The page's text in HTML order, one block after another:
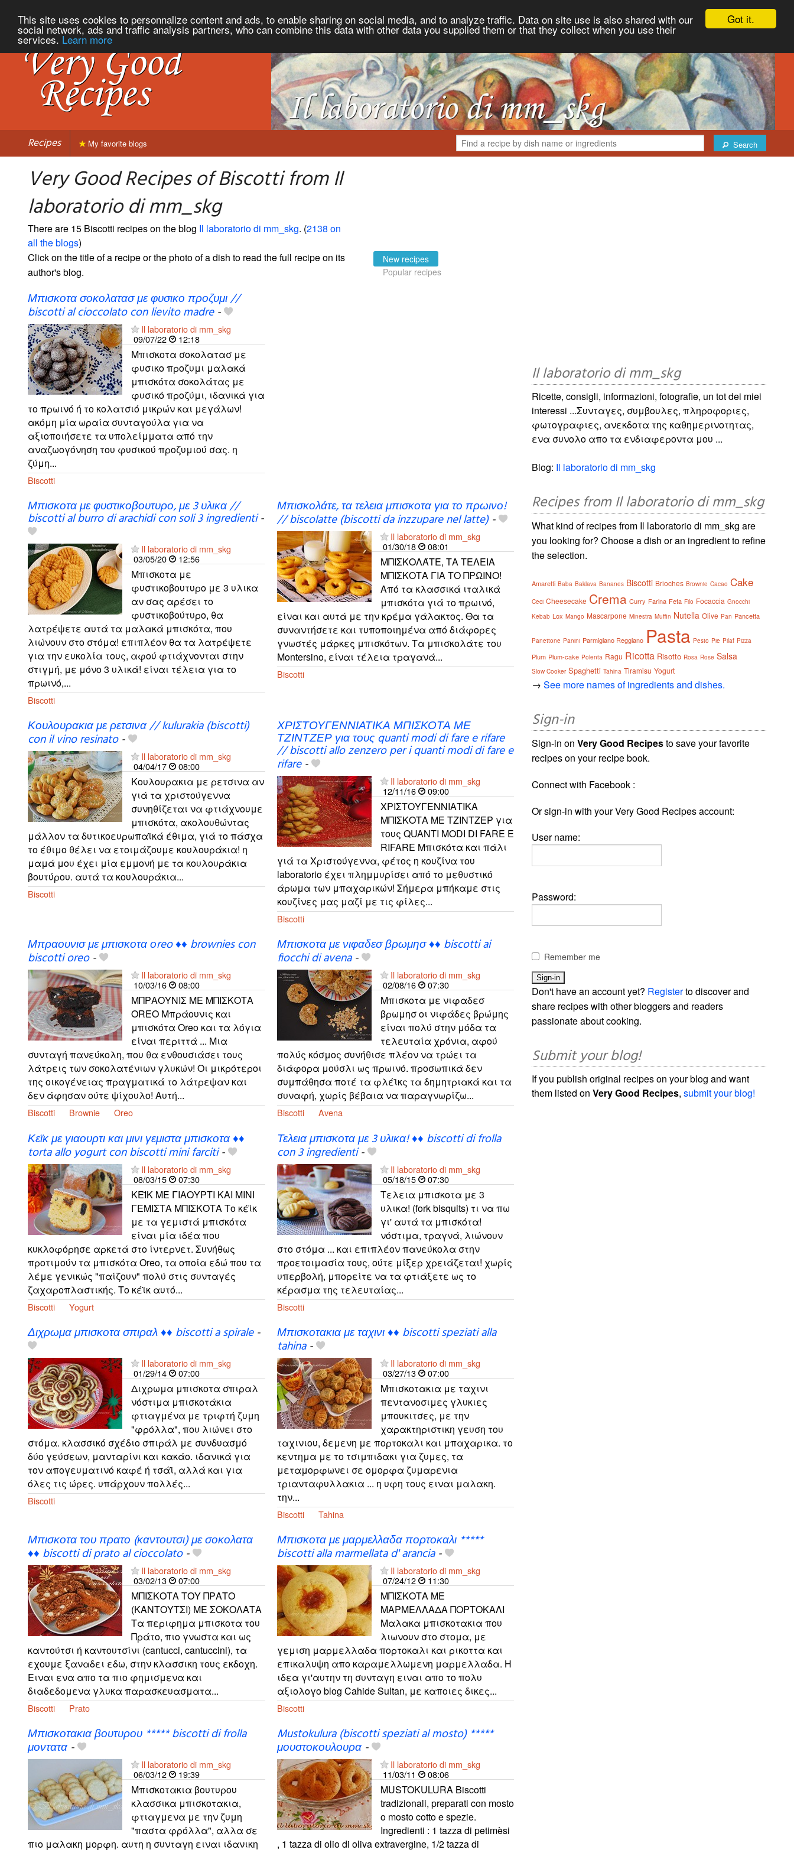
Got it.
This site uses cookies to personnalize content and ads, to enable sharing on social media, and to analyze traffic. Data on site use is also shared with our
social network, ads and traffic analysis partners, who can combine this data with other data you supplied them or that they collect when you use their
services. Learn more
Recipes Search
My favorite blogs
Very Good Recipes of Biscotti from Il
laboratorio di mm_skg
There are 15 Biscotti recipes on the blog Il laboratorio di mm_skg. (2138 on
all the blogs)
Click on the title of a recipe or the photo of a dish to read the full recipe on its
author's blog.
New recipes
Popular recipes
Μπισκοτα σοκολατασ με φυσικο προζυμι //
biscotti al cioccolato con lievito madre-
Il laboratorio di mm_skg
09/07/22
12:18
Μπισκοτα σοκολατασ με
φυσικο προζυμι μαλακά
μπισκότα σοκολάτας με
φυσικό προζύμι, ιδανικά για
το πρωινό ή το κολατσιό μικρών και μεγάλων!
ακόμη μία ωραία συνταγούλα για να
αξιοποιήσετε τα υπολείμματα από την
αναζωογόνηση του φυσικού προζυμιού σας. η
ζύμη...
Biscotti
Μπισκοτα με φυστικοβουτυρο, με 3 υλικα //
biscotti al burro di arachidi con soli 3 ingredienti-
Il laboratorio di mm_skg
03/05/20
12:56
Μπισκοτα με
φυστικοβουτυρο με 3 υλικα
αν σας αρέσει το
φυστικοβούτυρο, θα
λατρέψετε αυτά τα μαλακά μπισκότα, που
λιώνουν στο στόμα! επιπλέον θα τα λατρέψετε
για την ευκολία τους, αφού φτιάχνονται στην
στιγμή, με μόνο 3 υλικά! είναι τέλεια για το
πρωινό,...
Biscotti
Μπισκολάτε, τα τελεια μπισκοτα για το πρωινο!
// biscolatte (biscotti da inzzupare nel latte)-
Il laboratorio di mm_skg
01/30/18
08:01
ΜΠΙΣΚΟΛΆΤΕ, ΤΑ ΤΕΛΕΙΑ
ΜΠΙΣΚΟΤΑ ΓΙΑ ΤΟ ΠΡΩΙΝΟ!
Από τα κλασσικά ιταλικά
μπισκότα γιά το πρωινό,
είναι και αυτά με την κρέμα γάλακτος. Θα τα
συναντήσετε και τυποποιημένα από διάφορες
γνωστές μάρκες μπισκότων. Τα μπισκολάτε του
Montersino, είναι τέλεια τραγανά...
Biscotti
Κουλουρακια με ρετσινα // kulurakia (biscotti)
con il vino resinato-
Il laboratorio di mm_skg
04/04/17
08:00
Κουλουρακια με ρετσινα αν
γιά τα χριστούγεννα
συνηθίζεται να φτιάχνουμε
μπισκότα, ακολουθώντας
μάλλον τα δυτικοευρωπαϊκά έθιμα, γιά το πάσχα
το έθιμο θέλει να ετοιμάζουμε κουλουράκια! η
μαμά μου έχει μία εμμονή με τα κουλουράκια
βουτύρου. αυτά τα κουλουράκια...
Biscotti
ΧΡΙΣΤΟΥΓΕΝΝΙΑΤΙΚΑ ΜΠΙΣΚΟΤΑ ΜΕ
ΤΖΙΝΤΖΕΡ για τους quanti modi di fare e rifare
// biscotti allo zenzero per i quanti modi di fare e
rifare-
Il laboratorio di mm_skg
12/11/16
09:00
ΧΡΙΣΤΟΥΓΕΝΝΙΑΤΙΚΑ
ΜΠΙΣΚΟΤΑ ΜΕ ΤΖΙΝΤΖΕΡ για
τους QUANTI MODI DI FARE E
RIFARE Μπισκότα και πάλι
γιά τα Χριστούγεννα, φέτος η κουζίνα του
laboratorio έχει πλημμυρίσει από το μεθυστικό
άρωμα των μπαχαρικών! Σήμερα μπήκαμε στις
κουζίνες μας μαζί με τις φίλες...
Biscotti
Μπραουνισ με μπισκοτα οreo ♦♦ brownies con
biscotti oreo-
Il laboratorio di mm_skg
10/03/16
08:00
ΜΠΡΑΟΥΝΙΣ ΜΕ ΜΠΙΣΚΟΤΑ
ΟREO Μπράουνις και
μπισκότα Oreo και τα λόγια
είναι περιττά ... Μια
συνταγή πανεύκολη, που θα ενθουσιάσει τους
λάτρεις των σοκολατένιων γλυκών! Οι μικρότεροι
της οικογένειας πραγματικά το λάτρεψαν και
δεν άφησαν ούτε ψίχουλο! Αυτή...
Biscotti Brownie Oreo
Μπισκοτα με νιφαδεσ βρωμησ ♦♦ biscotti ai
fiocchi di avena-
Il laboratorio di mm_skg
02/08/16
07:30
Μπισκοτα με νιφαδεσ
βρωμησ οι νιφάδες βρώμης
είναι πολύ στην μόδα τα
τελευταία χρόνια, αφού
πολύς κόσμος συνήθισε πλέον να τρώει τα
διάφορα μούσλι ως πρωινό. προσωπικά δεν
συμπάθησα ποτέ τα φλέϊκς τα δημητριακά και τα
συναφή, χωρίς βέβαια να παραγνωρίζω...
Biscotti Avena
Κεϊκ με γιαουρτι και μινι γεμιστα μπισκοτα ♦♦
torta allo yogurt con biscotti mini farciti-
Il laboratorio di mm_skg
08/03/15
07:30
ΚΕΪΚ ΜΕ ΓΙΑΟΥΡΤΙ ΚΑΙ ΜΙΝΙ
ΓΕΜΙΣΤΑ ΜΠΙΣΚΟΤΑ Το κέϊκ
με τα γεμιστά μπισκότα
είναι μία ιδέα που
κυκλοφόρησε αρκετά στο ίντερνετ. Συνήθως
προτιμούν τα μπισκότα Oreo, τα οποία εδώ που τα
λέμε γενικώς "παίζουν" πολύ στις συνταγές
ζαχαροπλαστικής. Το κέϊκ αυτό...
Biscotti Yogurt
Τελεια μπισκοτα με 3 υλικα! ♦♦ biscotti di frolla
con 3 ingredienti-
Il laboratorio di mm_skg
05/18/15
07:30
Τελεια μπισκοτα με 3
υλικα! (fork bisquits) τι να πω
γι' αυτά τα μπισκότα!
νόστιμα, τραγνά, λιώνουν
στο στόμα ... και επιπλέον πανεύκολα στην
προετοιμασία τους, ούτε μίξερ χρειάζεται! χωρίς
υπερβολή, μπορείτε να τα φτιάξετε ως το
κέρασμα της τελευταίας...
Biscotti
Διχρωμα μπισκοτα σπιραλ ♦♦ biscotti a spirale-
Il laboratorio di mm_skg
01/29/14
07:00
Διχρωμα μπισκοτα σπιραλ
νόστιμα μπισκοτάκια
φτιαγμένα με τριφτή ζυμη
"φρόλλα", που λιώνει στο
στόμα. κλασσικό σχέδιο σπιράλ με συνδυασμό
δύο γεύσεων, μανταρίνι και κακάο. ιδανικά για
τον απογευματινό καφέ ή τσάϊ, αλλά και για
όλες τις ώρες. υπάρχουν πολλές...
Biscotti
Μπισκοτακια με ταχινι ♦♦ biscotti speziati alla
tahina-
Il laboratorio di mm_skg
03/27/13
07:00
Μπισκοτακια με ταχινι
πεντανοσιμες γλυκιες
μπουκιτσες, με την
χαρακτηριστικη γευση του
ταχινιου, δεμενη με πορτοκαλι και μπαχαρικα. το
κεντημα με το τσιμπιδακι για ζυμες, τα
μεταμορφωνει σε ομορφα ζυμαρενια
τριανταφυλλακια ... η υφη τους ειναι μαλακη.
την...
Biscotti Tahina
Μπισκοτα του πρατο (καντουτσι) με σοκολατα
♦♦ biscotti di prato al cioccolato-
Il laboratorio di mm_skg
03/02/13
07:00
ΜΠΙΣΚΟΤΑ ΤΟΥ ΠΡΑΤΟ
(ΚΑΝΤΟΥΤΣΙ) ΜΕ ΣΟΚΟΛΑΤΑ
Τα περιφημα μπισκοτα του
Πράτο, πιο γνωστα και ως
καντούτσι ή καντουτσίνι (cantucci, cantuccini), τα
εχουμε ξαναδει εδω, στην κλασσικη τους εκδοχη.
Ειναι ενα απο τα πιο φημισμενα και
διαδεδομενα γλυκα παρασκευασματα...
Biscotti Prato
Μπισκοτα με μαρμελλαδα πορτοκαλι *****
biscotti alla marmellata d' arancia-
Il laboratorio di mm_skg
07/24/12
11:30
ΜΠΙΣΚΟΤΑ ΜΕ
ΜΑΡΜΕΛΛΑΔΑ ΠΟΡΤΟΚΑΛΙ
Μαλακα μπισκοτακια που
λιωνουν στο στομα, με
γεμιση μαρμελλαδα πορτοκαλι και ρικοττα και
επικαλυψη απο καραμελλωμενη μαρμελλαδα. Η
ιδεα γι'αυτην τη συνταγη ειναι απο το πολυ
αξιολογο blog Cahide Sultan, με καποιες δικες...
Biscotti
Μπισκοτακια βουτυρου ***** biscotti di frolla
μοντατα -
Il laboratorio di mm_skg
06/03/12
19:39
Μπισκοτακια βουτυρου
κλασσικα μπισκοτακια,
φτιαγμενα με την ζυμη
"παστα φρόλλα", αλλα σε
πιο μαλακη μορφη. αυτη η συνταγη ειναι ιδανικη
Mustokulura (biscotti speziati al mosto) *****
μουστοκουλουρα-
Il laboratorio di mm_skg
11/03/11
08:06
MUSTOKULURA Biscotti
tradizionali, preparati con mosto
o mosto cotto e spezie.
Ingredienti : 1 tazza di petimèsi
, 1 tazza di olio di oliva extravergine, 1/2 tazza di
Il laboratorio di mm_skg
Ricette, consigli, informazioni, fotografie, un tot dei miei
interessi ...Συνταγες, συμβουλες, πληροφοριες,
φωτογραφιες, ανεκδοτα της καθημερινοτητας,
ενα συνολο απο τα ενδιαφεροντα μου ...
Blog: Il laboratorio di mm_skg
Recipes from Il laboratorio di mm_skg
What kind of recipes from Il laboratorio di mm_skg are
you looking for? Choose a dish or an ingredient to refine
the selection.
Amaretti Baba Baklava Bananes Biscotti Brioches Brownie Cacao Cake
Ceci Cheesecake Crema Curry Farina Feta Filo Focaccia Gnocchi
Kebab Lox Mango Mascarpone Minestra Muffin Nutella Olive Pan Pancetta
Panettone Panini Parmigiano Reggiano Pasta Pesto Pie Pilaf Pizza
Plum Plum-cake Polenta Ragu Ricotta Risotto Rosa Rose Salsa
Slow Cooker Spaghetti Tahina Tiramisu Yogurt
→See more names of ingredients and dishes.
Sign-in
Sign-in onVery Good Recipesto save your favorite
recipes on your recipe book.
Connect with Facebook :
Or sign-in with your Very Good Recipes account:
User name:
Password:
Remember me
Don't have an account yet? Registerto discover and
share recipes with other bloggers and readers
passionate about cooking.
Submit your blog!
If you publish original recipes on your blog and want
them listed onVery Good Recipes,submit your blog!